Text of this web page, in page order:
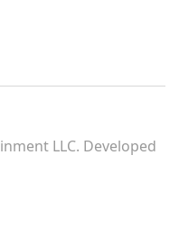
LLC. Developed